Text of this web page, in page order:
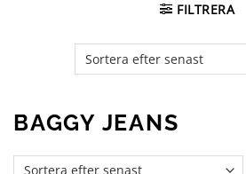
FILTRERA
BAGGY JEANS